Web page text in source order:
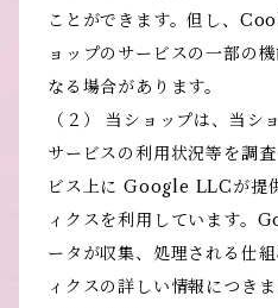
ことができます。但し、
ョップのサービスの一部の
なる場合があります。
（２） 当ショップは、当シ
サービスの利用状況等を調
ビス上に Google LLCが提
ィクスを利用しています。
ータが収集、処理される仕
ィクスの詳しい情報につき